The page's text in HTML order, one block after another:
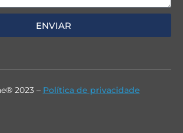
ENVIAR
2023 – Política de privacidade